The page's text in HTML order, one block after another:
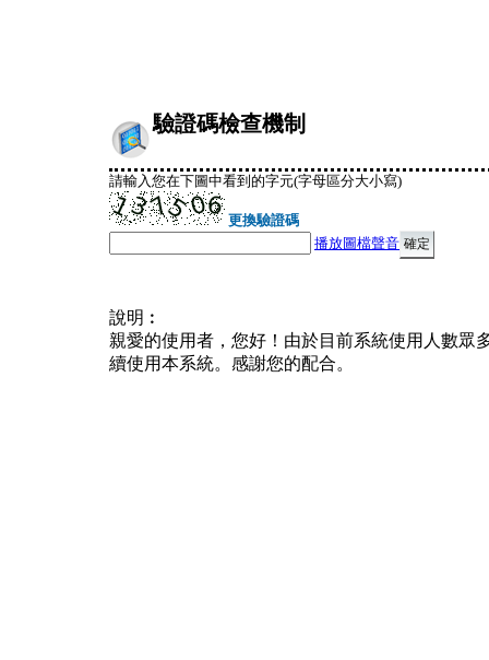
驗證碼檢查機制
請輸入您在下圖中看到的字元(字母區分大小寫)
更換驗證碼
播放圖檔聲音
說明︰
親愛的使用者，您好！由於目前系統使用人數眾
續使用本系統。感謝您的配合。